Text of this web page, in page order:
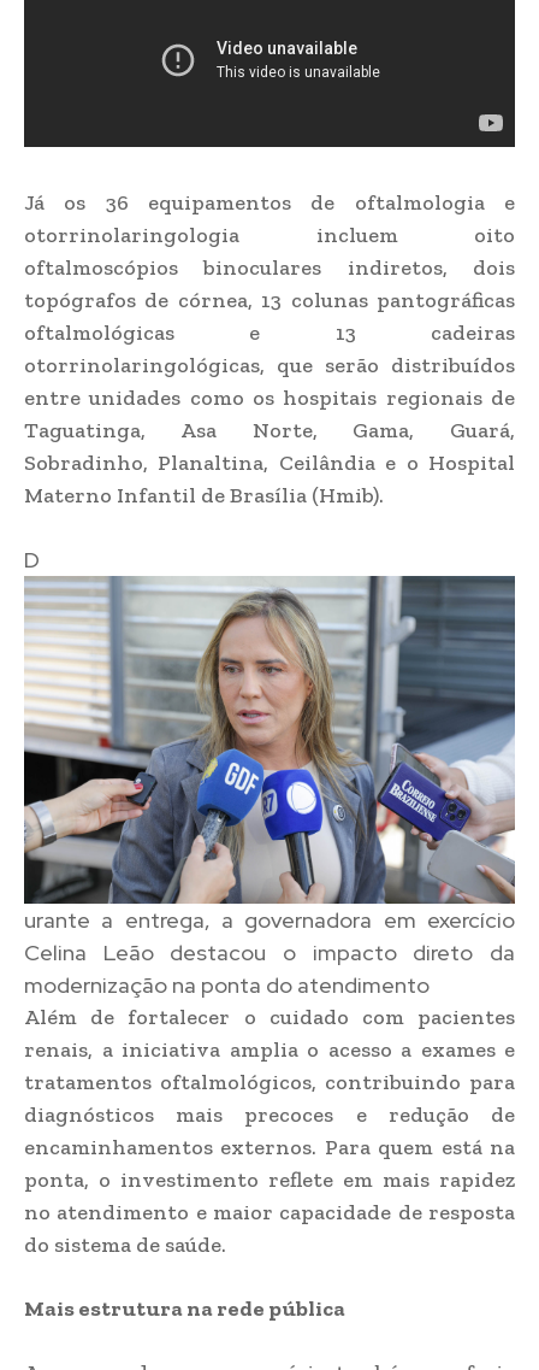
Já os 36 equipamentos de oftalmologia e
otorrinolaringologia incluem oito
oftalmoscópios binoculares indiretos, dois
topógrafos de córnea, 13 colunas pantográficas
oftalmológicas e 13 cadeiras
otorrinolaringológicas, que serão distribuídos
entre unidades como os hospitais regionais de
Taguatinga, Asa Norte, Gama, Guará,
Sobradinho, Planaltina, Ceilândia e o Hospital
Materno Infantil de Brasília (Hmib).
D
urante a entrega, a governadora em exercício
Celina Leão destacou o impacto direto da
modernização na ponta do atendimento
Além de fortalecer o cuidado com pacientes
renais, a iniciativa amplia o acesso a exames e
tratamentos oftalmológicos, contribuindo para
diagnósticos mais precoces e redução de
encaminhamentos externos. Para quem está na
ponta, o investimento reflete em mais rapidez
no atendimento e maior capacidade de resposta
do sistema de saúde.
Mais estrutura na rede pública